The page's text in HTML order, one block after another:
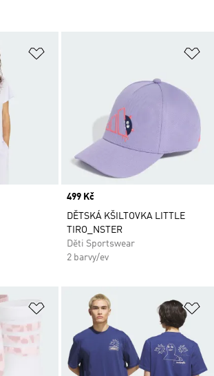
Price
499 Kč
DĚTSKÁ KŠILTOVKA LITTLE
TIRO_NSTER
Děti Sportswear
2 barvy/ev
Přidat do seznamu přání